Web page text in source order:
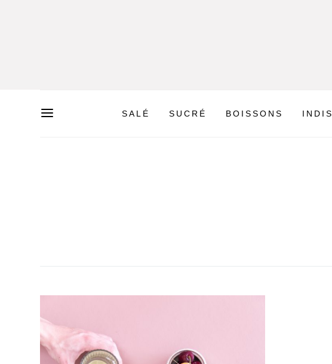
SALÉ SUCRÉ BOISSONS